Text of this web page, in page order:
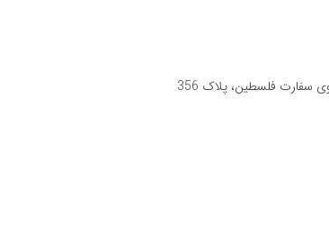
سفارت فلسطین، پلاک 356